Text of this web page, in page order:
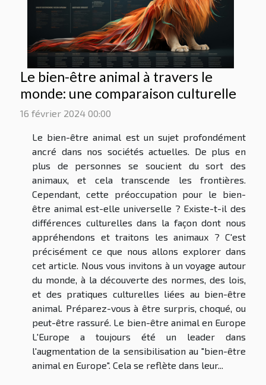
Le bien-être animal à travers le
monde: une comparaison culturelle
16 février 2024 00:00
Le bien-être animal est un sujet profondément
ancré dans nos sociétés actuelles. De plus en
plus de personnes se soucient du sort des
animaux, et cela transcende les frontières.
Cependant, cette préoccupation pour le bien-
être animal est-elle universelle ? Existe-t-il des
différences culturelles dans la façon dont nous
appréhendons et traitons les animaux ? C'est
précisément ce que nous allons explorer dans
cet article. Nous vous invitons à un voyage autour
du monde, à la découverte des normes, des lois,
et des pratiques culturelles liées au bien-être
animal. Préparez-vous à être surpris, choqué, ou
peut-être rassuré. Le bien-être animal en Europe
L'Europe a toujours été un leader dans
l'augmentation de la sensibilisation au "bien-être
animal en Europe". Cela se reflète dans leur...